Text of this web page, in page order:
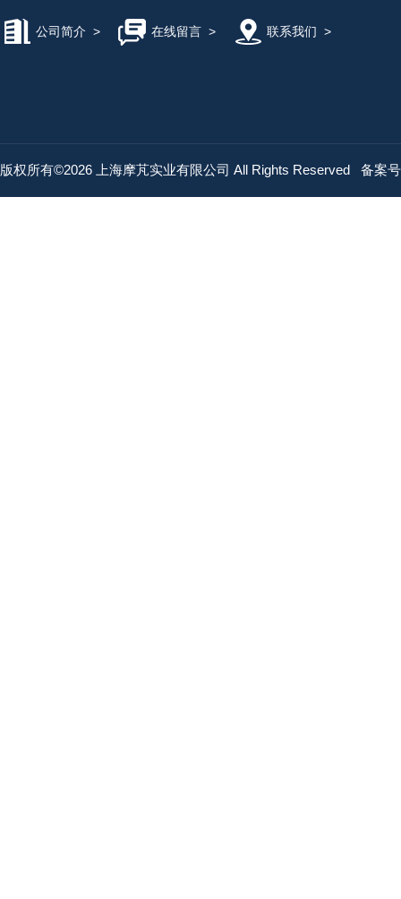
公司简介 > 在线留言> 联系我们 >
版权所有©2026 上海摩芃实业有限公司 All Rights Reserved 备案